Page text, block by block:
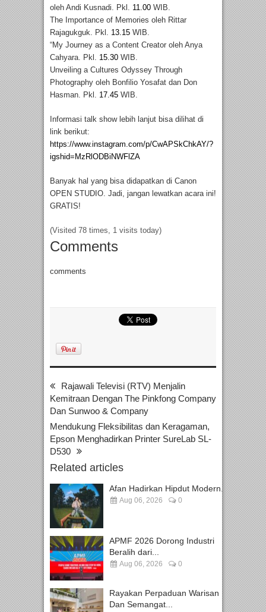
oleh Andi Kusnadi. Pkl. 11.00 WIB.
The Importance of Memories oleh Rittar
Rajagukguk. Pkl. 13.15 WIB.
“My Journey as a Content Creator oleh Anya
Cahyara. Pkl. 15.30 WIB.
Unveiling a Cultures Odyssey Through
Photography oleh Bonfilio Yosafat dan Don
Hasman. Pkl. 17.45 WIB.
Informasi talk show lebih lanjut bisa dilihat di
link berikut:
https://www.instagram.com/p/CwAPSkChkAY/?
igshid=MzRlODBiNWFlZA
Banyak hal yang bisa didapatkan di Canon
OPEN STUDIO. Jadi, jangan lewatkan acara ini!
GRATIS!
(Visited 78 times, 1 visits today)
Comments
comments
Rajawali Televisi (RTV) Menjalin
Kemitraan Dengan The Pinkfong Company
Dan Sunwoo & Company
Mendukung Fleksibilitas dan Keragaman,
Epson Menghadirkan Printer SureLab SL-
D530
Related articles
Afan Hadirkan Hipdut Modern...
Aug 06, 2026 0
APMF 2026 Dorong Industri
Beralih dari...
Aug 06, 2026 0
Rayakan Perpaduan Warisan
Dan Semangat...